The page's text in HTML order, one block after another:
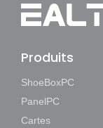
Produits
ShoeBoxPC
PanelPC
Cartes